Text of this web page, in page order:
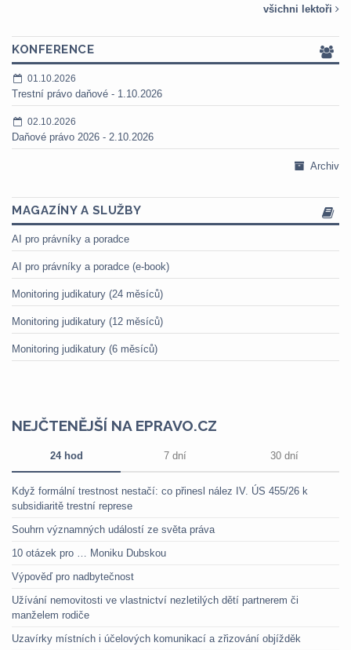
všichni lektoři
KONFERENCE
01.10.2026
Trestní právo daňové - 1.10.2026
02.10.2026
Daňové právo 2026 - 2.10.2026
Archiv
MAGAZÍNY A SLUŽBY
AI pro právníky a poradce
AI pro právníky a poradce (e-book)
Monitoring judikatury (24 měsíců)
Monitoring judikatury (12 měsíců)
Monitoring judikatury (6 měsíců)
NEJČTENĚJŠÍ NA EPRAVO.CZ
24 hod 7 dní 30 dní
Když formální trestnost nestačí: co přinesl nález IV. ÚS 455/26 k
subsidiaritě trestní represe
Souhrn významných událostí ze světa práva
10 otázek pro … Moniku Dubskou
Výpověď pro nadbytečnost
Užívání nemovitosti ve vlastnictví nezletilých dětí partnerem či
manželem rodiče
Uzavírky místních i účelových komunikací a zřizování objížděk